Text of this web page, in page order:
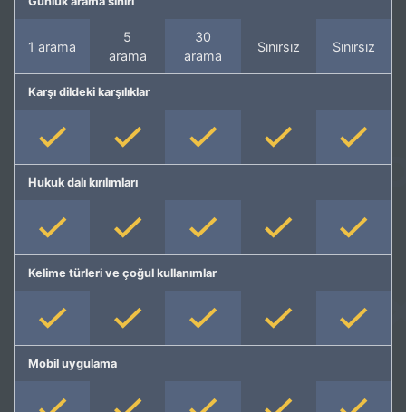
1 arama
5
arama
30
arama
Sınırsız Sınırsız
Karşı dildeki karşılıklar
Hukuk dalı kırılımları
Kelime türleri ve çoğul kullanımlar
Mobil uygulama